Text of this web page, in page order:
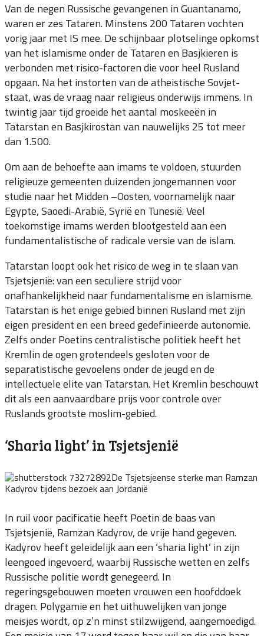
Van de negen Russische gevangenen in Guantanamo,
waren er zes Tataren. Minstens 200 Tataren vochten
vorig jaar met IS mee. De schijnbaar plotselinge opkomst
van het islamisme onder de Tataren en Basjkieren is
verbonden met risico-factoren die voor heel Rusland
opgaan. Na het instorten van de atheistische Sovjet-
staat, was de vraag naar religieus onderwijs immens. In
twintig jaar tijd groeide het aantal moskeeën in
Tatarstan en Basjkirostan van nauwelijks 25 tot meer
dan 1.500.
Om aan de behoefte aan imams te voldoen, stuurden
religieuze gemeenten duizenden jongemannen voor
studie naar het Midden –Oosten, voornamelijk naar
Egypte, Saoedi-Arabië, Syrië en Tunesië. Veel
toekomstige imams werden blootgesteld aan een
fundamentalistische of radicale versie van de islam.
Tatarstan loopt ook het risico de weg in te slaan van
Tsjetsjenië: van een seculiere strijd voor
onafhankelijkheid naar fundamentalisme en islamisme.
Tatarstan is het enige gebied binnen Rusland met zijn
eigen president en een breed gedefinieerde autonomie.
Zelfs onder Poetins centralistische politiek heeft het
Kremlin de ogen grotendeels gesloten voor de
separatistische gevoelens onder de jeugd en de
intellectuele elite van Tatarstan. Het Kremlin beschouwt
dit als een aanvaardbare prijs voor controle over
Ruslands grootste moslim-gebied.
‘Sharia light’ in Tsjetsjenië
De Tsjetsjeense sterke man Ramzan
Kadyrov tijdens bezoek aan Jordanië
In ruil voor pacificatie heeft Poetin de baas van
Tsjetsjenië, Ramzan Kadyrov, de vrije hand gegeven.
Kadyrov heeft geleidelijk aan een ‘sharia light’ in zijn
leengoed ingevoerd, waarbij Russische wetten en zelfs
Russische politie wordt genegeerd. In
regeringsgebouwen moeten vrouwen een hoofddoek
dragen. Polygamie en het uithuwelijken van jonge
meisjes wordt, op z’n minst stilzwijgend, aangemoedigd.